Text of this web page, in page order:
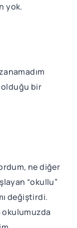
yok.
olduğu bir
ne diğer
“okullu”
değiştirdi.
okulumuzda